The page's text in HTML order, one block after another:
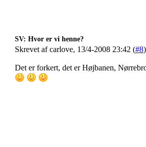
SV: Hvor er vi henne?
Skrevet af carlove, 13/4-2008 23:42 (#8)
Det er forkert, det er Højbanen,